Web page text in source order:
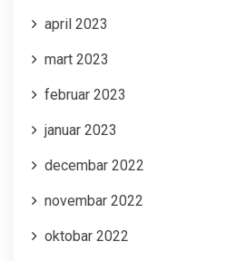
april 2023
mart 2023
februar 2023
januar 2023
decembar 2022
novembar 2022
oktobar 2022